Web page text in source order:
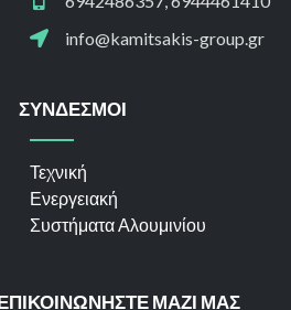
info@kamitsakis-group.gr
ΣΥΝΔΕΣΜΟΙ
Τεχνική
Ενεργειακή
Συστήματα Αλουμινίου
ΜΑΖΙ ΜΑΣ